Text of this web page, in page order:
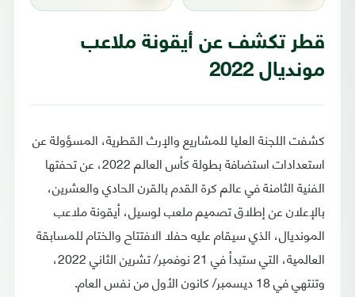
قطر تكشف عن أيقونة ملاعب
مونديال 2022
كشفت اللجنة العليا للمشاريع والإرث القطرية، المسؤولة عن
استعدادات استضافة بطولة كأس العالم 2022، عن تحفتها
الفنية الثامنة في عالم كرة القدم بالقرن الحادي والعشرين،
بالإعلان عن إطلاق تصميم ملعب لوسيل، أيقونة ملاعب
المونديال، الذي سيقام عليه حفلا الافتتاح والختام للمسابقة
العالمية، التي ستبدأ في 21 نوفمبر/ تشرين الثاني 2022،
وتنتهي في 18 ديسمبر/ كانون الأول من نفس العام.